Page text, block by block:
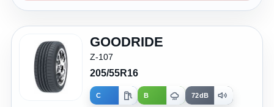
GOODRIDE
Z-107
205/55R16
C B 72dB